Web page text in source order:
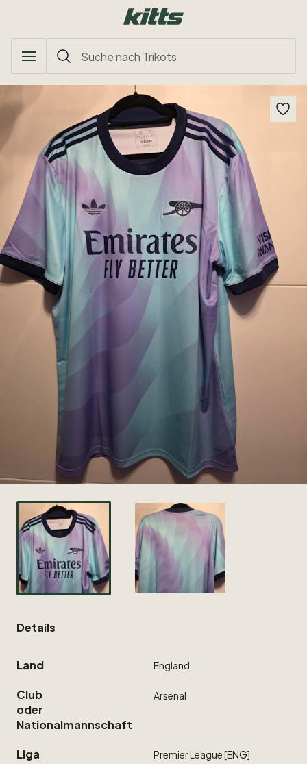
Details
Land England
Club
oder
Nationalmannschaft
Arsenal
Liga PremierLeague[ENG]